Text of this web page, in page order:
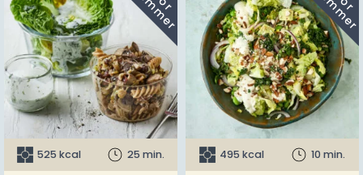
525 kcal 25 min. 495 kcal 10 min.